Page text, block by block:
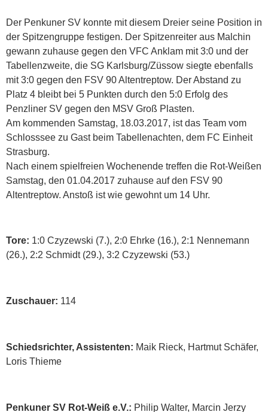
Der Penkuner SV konnte mit diesem Dreier seine Position in
der Spitzengruppe festigen. Der Spitzenreiter aus Malchin
gewann zuhause gegen den VFC Anklam mit 3:0 und der
Tabellenzweite, die SG Karlsburg/Züssow siegte ebenfalls
mit 3:0 gegen den FSV 90 Altentreptow. Der Abstand zu
Platz 4 bleibt bei 5 Punkten durch den 5:0 Erfolg des
Penzliner SV gegen den MSV Groß Plasten.
Am kommenden Samstag, 18.03.2017, ist das Team vom
Schlosssee zu Gast beim Tabellenachten, dem FC Einheit
Strasburg.
Nach einem spielfreien Wochenende treffen die Rot-Weißen
Samstag, den 01.04.2017 zuhause auf den FSV 90
Altentreptow. Anstoß ist wie gewohnt um 14 Uhr.
Tore: 1:0 Czyzewski (7.), 2:0 Ehrke (16.), 2:1 Nennemann
(26.), 2:2 Schmidt (29.), 3:2 Czyzewski (53.)
Zuschauer: 114
Schiedsrichter, Assistenten: Maik Rieck, Hartmut Schäfer,
Loris Thieme
Penkuner SV Rot-Weiß e.V.: Philip Walter, Marcin Jerzy